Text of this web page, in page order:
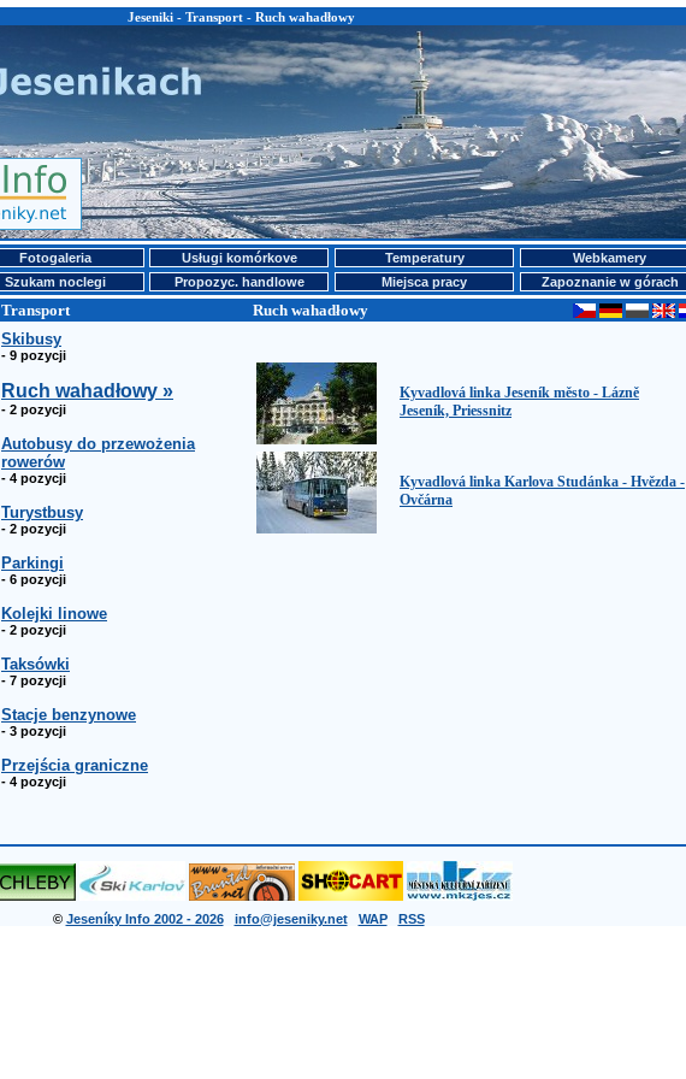
Jeseniki - Transport - Ruch wahadłowy
Fotogaleria Usługi komórkove Temperatury
Webkamery
Szukam noclegi Propozyc. handlowe Miejsca pracy
Zapoznanie w górach
Transport Ruch wahadłowy
Skibusy
- 9 pozycji
Ruch wahadłowy »
- 2 pozycji
Autobusy do przewożenia
rowerów
- 4 pozycji
Turystbusy
- 2 pozycji
Parkingi
- 6 pozycji
Kolejki linowe
- 2 pozycji
Taksówki
- 7 pozycji
Stacje benzynowe
- 3 pozycji
Przejścia graniczne
- 4 pozycji
Kyvadlová linka Jeseník město - Lázně
Jeseník, Priessnitz
Kyvadlová linka Karlova Studánka - Hvězda -
Ovčárna
© Jeseníky Info 2002 - 2026 info@jeseniky.net WAP RSS